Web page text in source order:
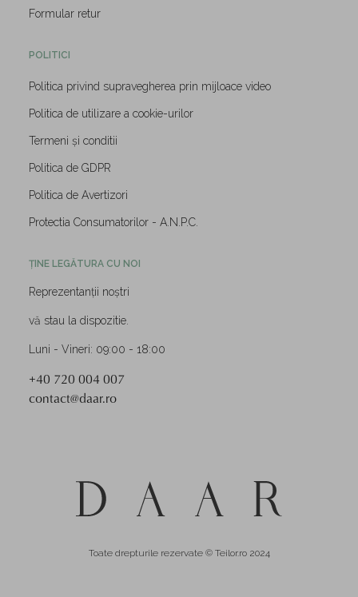
Formular retur
POLITICI
Politica privind supravegherea prin mijloace video
Politica de utilizare a cookie-urilor
Termeni și conditii
Politica de GDPR
Politica de Avertizori
Protectia Consumatorilor - A.N.P.C.
ȚINE LEGĂTURA CU NOI
Reprezentanții noștri
vă stau la dispozitie.
Luni - Vineri: 09:00 - 18:00
+40 720 004 007
contact@daar.ro
Toate drepturile rezervate © Teilor.ro 2024